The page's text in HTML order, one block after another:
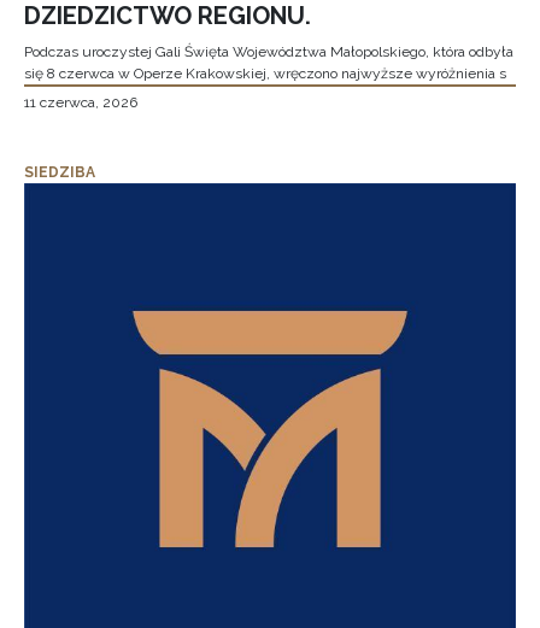
DZIEDZICTWO REGIONU.
Podczas uroczystej Gali Święta Województwa Małopolskiego, która odbyła
się 8 czerwca w Operze Krakowskiej, wręczono najwyższe wyróżnienia s
11 czerwca, 2026
SIEDZIBA